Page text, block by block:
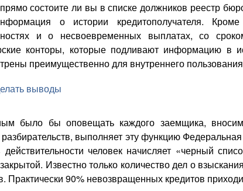
состоите ли вы в списке должников реестр
о истории кредитополучателя.
и о несвоевременных выплатах, со
конторы, которые подливают информацию
преимущественно для внутреннего
выводы
было бы оповещать каждого заемщика,
выполняет эту функцию
действительности человек начисляет «черный
Известно только количество дел о
Практически 90% невозвращенных кредитов